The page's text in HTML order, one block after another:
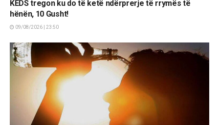
KEDS tregon ku do të ketë ndërprerje të rrymës të
hënën, 10 Gusht!
09/08/2026 | 23:50